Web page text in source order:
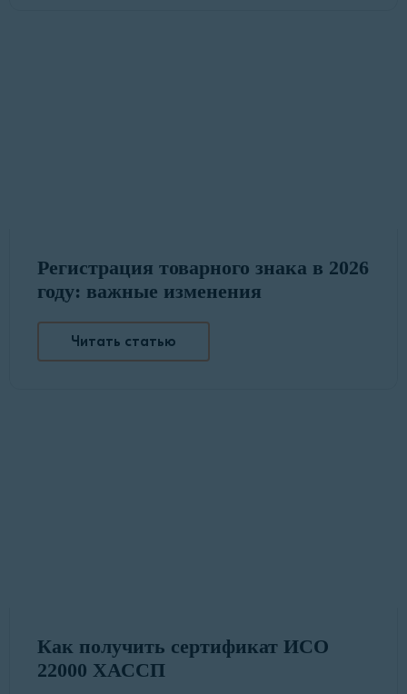
Регистрация товарного знака в 2026
году: важные изменения
Читать статью
Как получить сертификат ИСО
22000 ХАССП